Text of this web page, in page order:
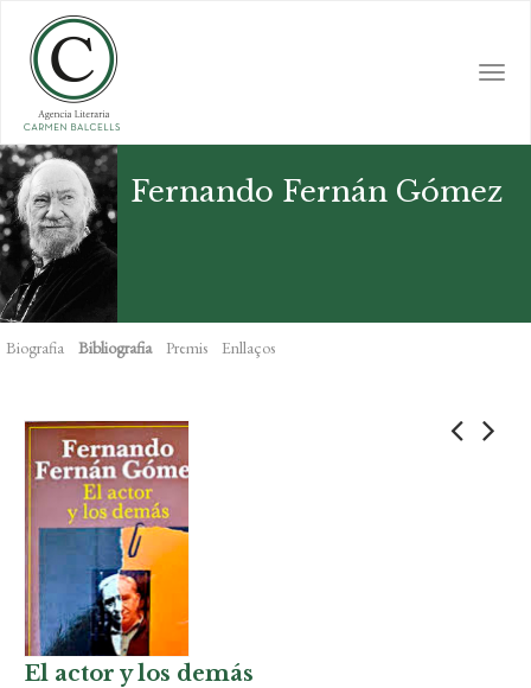
main
content
Fernando Fernán Gómez
Biografia Bibliografia Premis Enllaços
El actor y los demás